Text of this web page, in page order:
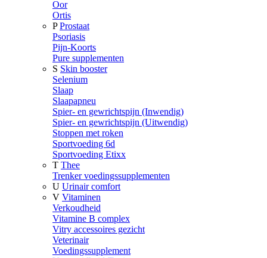
Oor
Ortis
P Prostaat
Psoriasis
Pijn-Koorts
Pure supplementen
S Skin booster
Selenium
Slaap
Slaapapneu
Spier- en gewrichtspijn (Inwendig)
Spier- en gewrichtspijn (Uitwendig)
Stoppen met roken
Sportvoeding 6d
Sportvoeding Etixx
T Thee
Trenker voedingssupplementen
U Urinair comfort
V Vitaminen
Verkoudheid
Vitamine B complex
Vitry accessoires gezicht
Veterinair
Voedingssupplement